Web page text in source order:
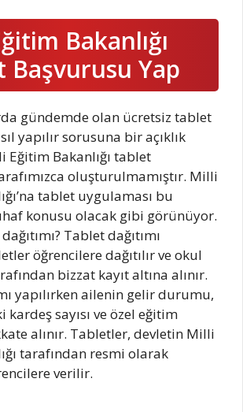
Bakanlığı
Başvurusu Yap
gündemde olan ücretsiz tablet
yapılır sorusuna bir açıklık
Bakanlığı tablet
oluşturulmamıştır. Milli
tablet uygulaması bu
konusu olacak gibi görünüyor.
Tablet dağıtımı
öğrencilere dağıtılır ve okul
bizzat kayıt altına alınır.
yapılırken ailenin gelir durumu,
kardeş sayısı ve özel eğitim
alınır. Tabletler, devletin Milli
tarafından resmi olarak
verilir.